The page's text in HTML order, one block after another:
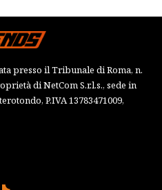
presso il Tribunale di Roma, n.
di NetCom S.r.l.s., sede in
P.IVA 13783471009,